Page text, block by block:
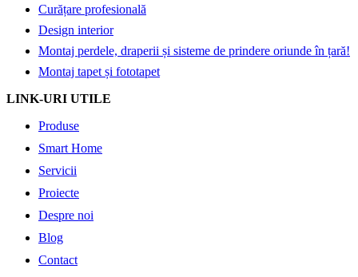
Curățare profesională
Design interior
Montaj perdele, draperii și sisteme de prindere oriunde în țară!
Montaj tapet și fototapet
LINK-URI UTILE
Produse
Smart Home
Servicii
Proiecte
Despre noi
Blog
Contact